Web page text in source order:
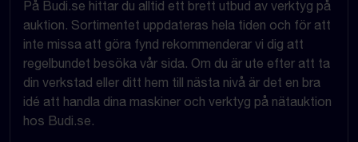
På Budi.se hittar du alltid ett brett utbud av verktyg på
auktion. Sortimentet uppdateras hela tiden och för att
inte missa att göra fynd rekommenderar vi dig att
regelbundet besöka vår sida. Om du är ute efter att ta
din verkstad eller ditt hem till nästa nivå är det en bra
idé att handla dina maskiner och verktyg på nätauktion
hos Budi.se.